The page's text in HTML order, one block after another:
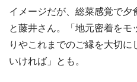
イメージだが、総菜感覚で夕
と藤井さん。「地元密着を
りやこれまでのご縁を大切
いければ」とも。